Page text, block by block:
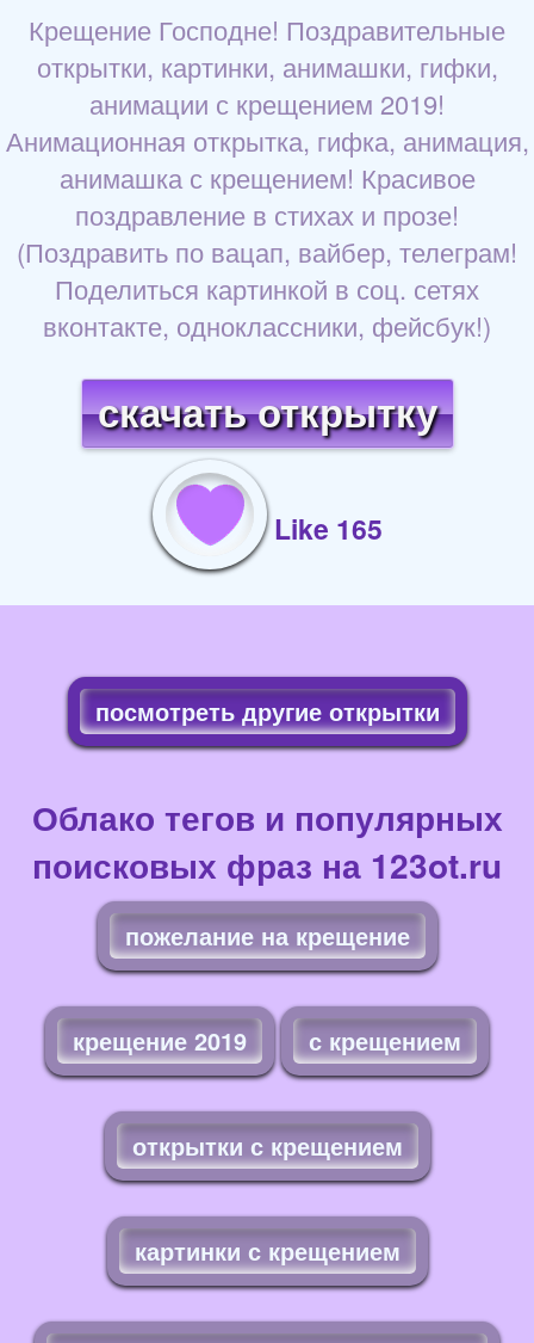
Крещение Господне! Поздравительные
открытки, картинки, анимашки, гифки,
анимации с крещением 2019!
Анимационная открытка, гифка, анимация,
анимашка с крещением! Красивое
поздравление в стихах и прозе!
(Поздравить по вацап, вайбер, телеграм!
Поделиться картинкой в соц. сетях
вконтакте, одноклассники, фейсбук!)
скачать открытку
Like 165
посмотреть другие открытки
Облако тегов и популярных
поисковых фраз на 123ot.ru
пожелание на крещение
крещение 2019 с крещением
открытки с крещением
картинки с крещением